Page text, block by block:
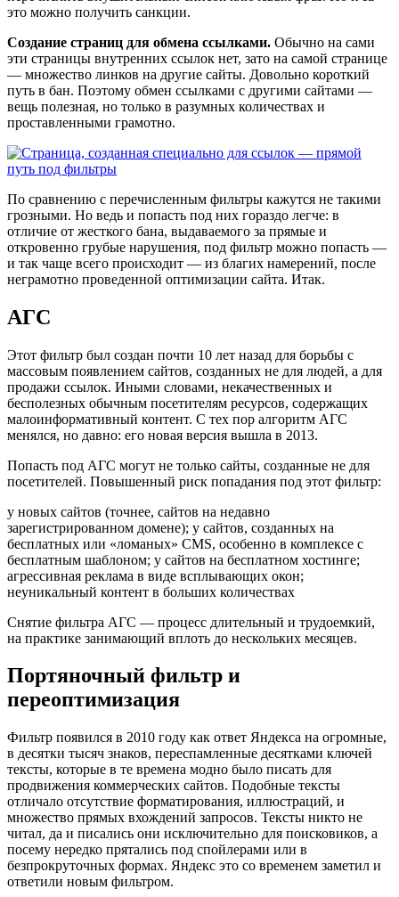
это можно получить санкции.
Создание страниц для обмена ссылками. Обычно на сами
эти страницы внутренних ссылок нет, зато на самой странице
— множество линков на другие сайты. Довольно короткий
путь в бан. Поэтому обмен ссылками с другими сайтами —
вещь полезная, но только в разумных количествах и
проставленными грамотно.
По сравнению с перечисленным фильтры кажутся не такими
грозными. Но ведь и попасть под них гораздо легче: в
отличие от жесткого бана, выдаваемого за прямые и
откровенно грубые нарушения, под фильтр можно попасть —
и так чаще всего происходит — из благих намерений, после
неграмотно проведенной оптимизации сайта. Итак.
АГС
Этот фильтр был создан почти 10 лет назад для борьбы с
массовым появлением сайтов, созданных не для людей, а для
продажи ссылок. Иными словами, некачественных и
бесполезных обычным посетителям ресурсов, содержащих
малоинформативный контент. С тех пор алгоритм АГС
менялся, но давно: его новая версия вышла в 2013.
Попасть под АГС могут не только сайты, созданные не для
посетителей. Повышенный риск попадания под этот фильтр:
у новых сайтов (точнее, сайтов на недавно
зарегистрированном домене); у сайтов, созданных на
бесплатных или «ломаных» CMS, особенно в комплексе с
бесплатным шаблоном; у сайтов на бесплатном хостинге;
агрессивная реклама в виде всплывающих окон;
неуникальный контент в больших количествах
Снятие фильтра АГС — процесс длительный и трудоемкий,
на практике занимающий вплоть до нескольких месяцев.
Портяночный фильтр и
переоптимизация
Фильтр появился в 2010 году как ответ Яндекса на огромные,
в десятки тысяч знаков, переспамленные десятками ключей
тексты, которые в те времена модно было писать для
продвижения коммерческих сайтов. Подобные тексты
отличало отсутствие форматирования, иллюстраций, и
множество прямых вхождений запросов. Тексты никто не
читал, да и писались они исключительно для поисковиков, а
посему нередко прятались под спойлерами или в
безпрокруточных формах. Яндекс это со временем заметил и
ответили новым фильтром.